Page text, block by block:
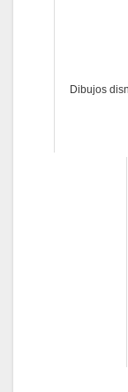
Dibujos